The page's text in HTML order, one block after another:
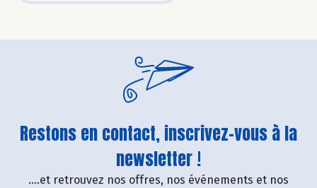
Restons en contact, inscrivez-vous à la
newsletter !
....et retrouvez nos offres, nos événements et nos